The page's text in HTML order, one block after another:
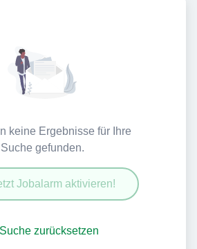
keine Ergebnisse für Ihre
Suche gefunden.
Jobalarm aktivieren!
Suche zurücksetzen